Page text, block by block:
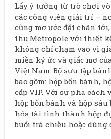
Lấy ý tưởng từ trò chơi
các công viên giải trí –
cũng mơ ước đặt chân
thu Metropole với thiết
không chỉ chạm vào vị
miền ký ức và giấc mơ
Việt Nam. Bộ sưu tập
bao gồm: hộp bốn bánh,
cấp VIP. Với sự phá cách
hộp bốn bánh và hộp sáu
hóa tài tình thành hộp
buổi trà chiều hoặc dùng